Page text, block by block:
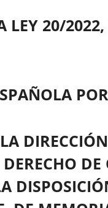
LEY 20/